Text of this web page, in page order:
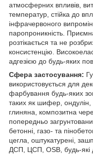
атмосферних впливів,
температур, стійка до
інфрачервоного
паропроникність.
розтікається та не
консистенцію.
адгезією до будь-яких
Сфера застосування:
використовується для
фарбування будь-яких
таких як шифер,
глиняна, композитна
попередньо
бетонні, газо- та
цегла, оштукатурені,
ДСП, ЦСП, OSB, будь-які